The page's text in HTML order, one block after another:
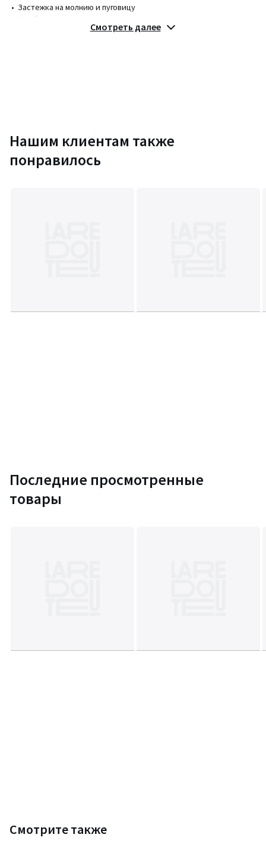
• Застежка на молнию и пуговицу
• Два боковых кармана
Размеры L
Смотреть далее
Нашим клиентам также
понравилось
Последние просмотренные
товары
Смотрите также